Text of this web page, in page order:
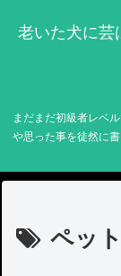
老いた犬に
まだまだ初級者レベ
や思った事を徒然に
ペット